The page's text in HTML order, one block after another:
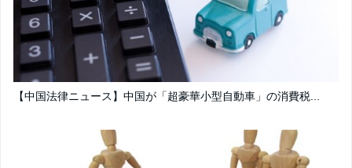
【中国法律ニュース】中国が「超豪華小型自動車」の消費税...